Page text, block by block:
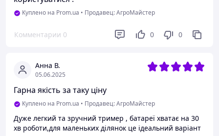
Куплено на Prom.ua • Продавец: АгроМайстер
Комментарии 0 0 0
Анна В.
05.06.2025
Гарна якість за таку ціну
Куплено на Prom.ua • Продавец: АгроМайстер
Дуже легкий та зручний тример , батареї хватає на 30
хв роботи,для маленьких ділянок це ідеальний варіант